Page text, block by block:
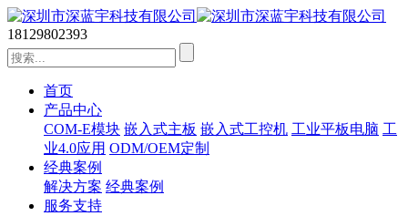
18129802393
首页
产品中心
COM-E模块 嵌入式主板 嵌入式工控机 工业平板电脑 工
业4.0应用 ODM/OEM定制
经典案例
解决方案 经典案例
服务支持